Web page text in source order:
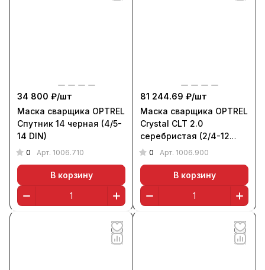
34 800 ₽/шт
Маска сварщика OPTREL
Спутник 14 черная (4/5-
14 DIN)
0 Арт. 1006.710
В корзину
81 244.69 ₽/шт
Маска сварщика OPTREL
Crystal CLT 2.0
серебристая (2/4-12
DIN)
0 Арт. 1006.900
В корзину